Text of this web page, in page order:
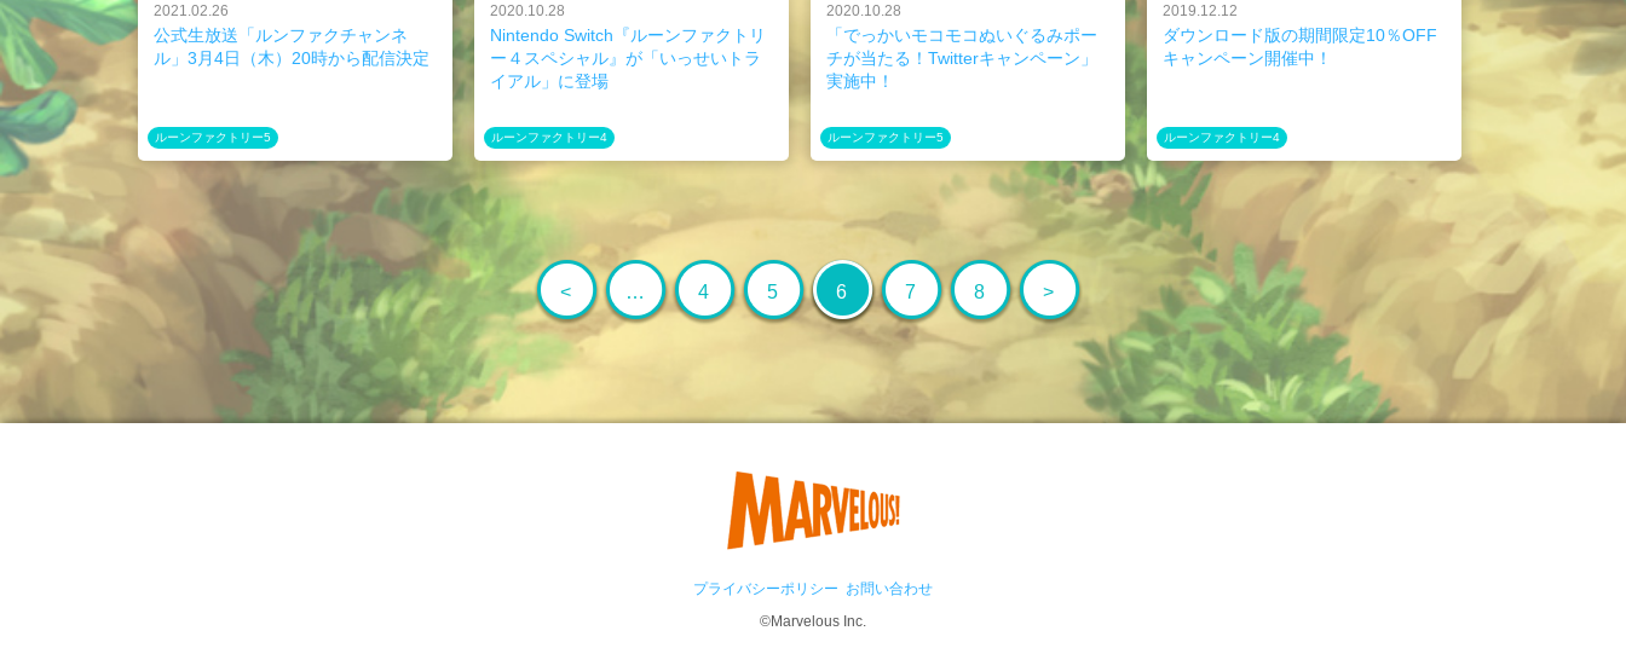
2021.02.26
公式生放送「ルンファクチャンネ
ル」3月4日（木）20時から配信決定
ルーンファクトリー5
2020.10.28
Nintendo Switch『ルーンファクトリ
ー４スペシャル』が「いっせいトラ
イアル」に登場
ルーンファクトリー4
2020.10.28
「でっかいモコモコぬいぐるみポー
チが当たる！Twitterキャンペーン」
実施中！
ルーンファクトリー5
2019.12.12
ダウンロード版の期間限定10％OFF
キャンペーン開催中！
ルーンファクトリー4
< … 4 5 6 7 8 >
プライバシーポリシー お問い合わせ
©Marvelous Inc.